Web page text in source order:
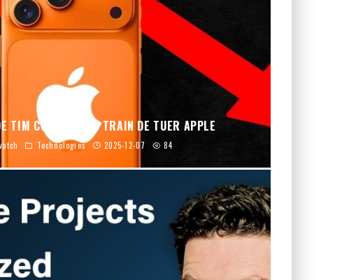
TIM COOK EST EN TRAIN DE TUER APPLE
Technologies 2025-12-07 84